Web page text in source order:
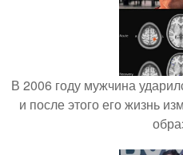
В 2006 году мужчина
и после этого его жизнь